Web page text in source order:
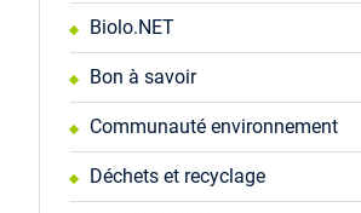
Biolo.NET
Bon à savoir
Communauté environnement
Déchets et recyclage